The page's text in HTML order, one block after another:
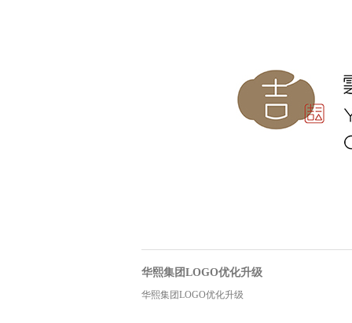
华熙集团LOGO优化升级
华熙集团LOGO优化升级